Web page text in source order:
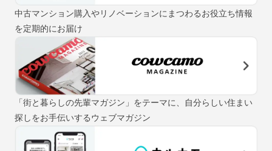
中古マンション購入やリノベーションにまつわるお役立ち情報
を定期的にお届け
「街と暮らしの先輩マガジン」をテーマに、自分らしい住まい
探しをお手伝いするウェブマガジン